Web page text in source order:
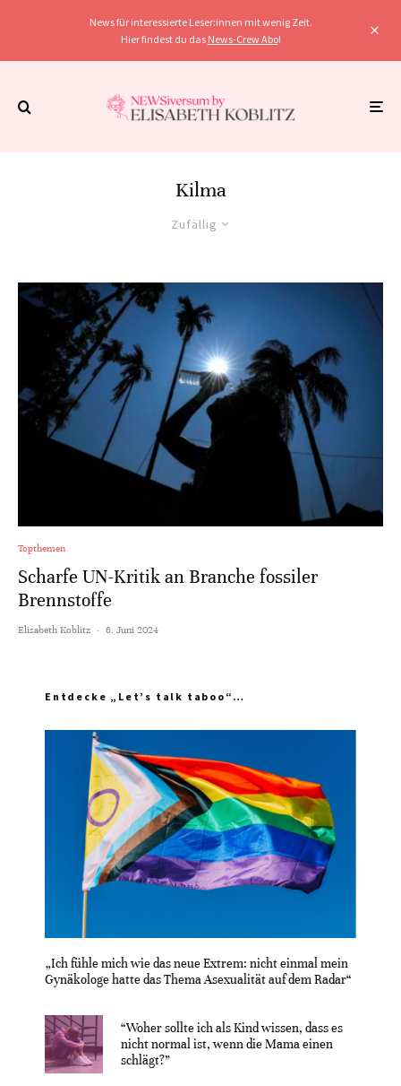
News für interessierte Leser:innen mit wenig Zeit.
Hier findest du das News-Crew Abo!
Kilma
Zufällig
Topthemen
Scharfe UN-Kritik an Branche fossiler
Brennstoffe
Elisabeth Koblitz · 6. Juni 2024
Entdecke „Let’s talk taboo“…
„Ich fühle mich wie das neue Extrem: nicht einmal mein
Gynäkologe hatte das Thema Asexualität auf dem Radar“
“Woher sollte ich als Kind wissen, dass es
nicht normal ist, wenn die Mama einen
schlägt?”